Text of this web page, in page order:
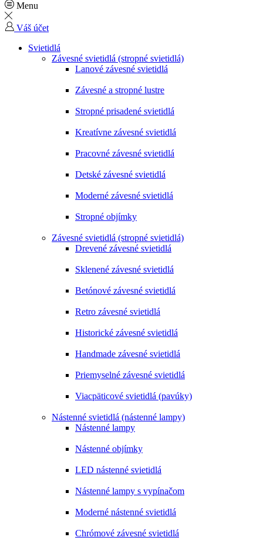
Menu
Váš účet
Svietidlá
Závesné svietidlá (stropné svietidlá)
Lanové závesné svietidlá
Závesné a stropné lustre
Stropné prisadené svietidlá
Kreatívne závesné svietidlá
Pracovné závesné svietidlá
Detské závesné svietidlá
Moderné závesné svietidlá
Stropné objímky
Závesné svietidlá (stropné svietidlá)
Drevené závesné svietidlá
Sklenené závesné svietidlá
Betónové závesné svietidlá
Retro závesné svietidlá
Historické závesné svietidlá
Handmade závesné svietidlá
Priemyselné závesné svietidlá
Viacpäticové svietidlá (pavúky)
Nástenné svietidlá (nástenné lampy)
Nástenné lampy
Nástenné objímky
LED nástenné svietidlá
Nástenné lampy s vypínačom
Moderné nástenné svietidlá
Chrómové závesné svietidlá